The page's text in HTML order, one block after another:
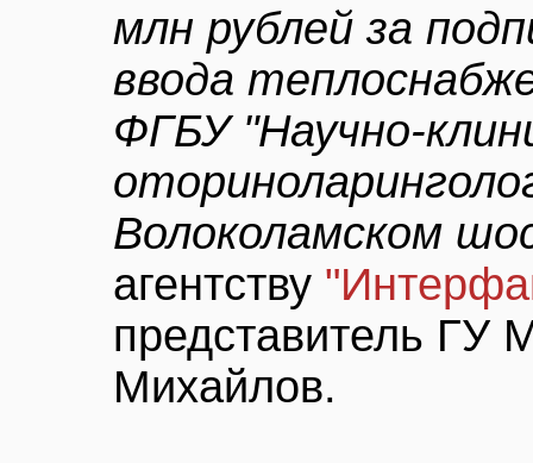
млн рублей за
ввода
ФГБУ "Научно-
Волоколамском
агентству
представитель
Михайлов.